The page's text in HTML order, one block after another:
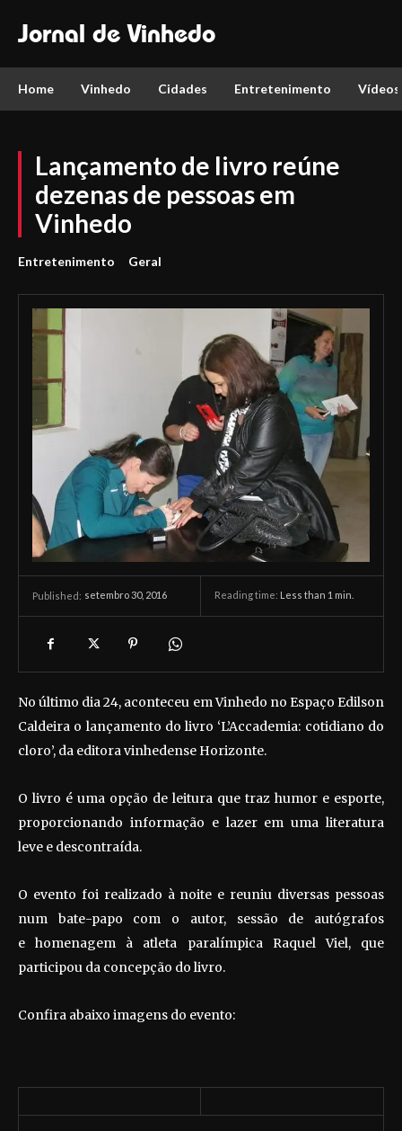
Jornal de Vinhedo
Home Vinhedo Cidades Entretenimento Vídeos
Lançamento de livro reúne
dezenas de pessoas em
Vinhedo
Entretenimento Geral
Published: setembro 30, 2016 Reading time: Less than 1 min.
No último dia 24, aconteceu em Vinhedo no Espaço Edilson
Caldeira o lançamento do livro ‘L’Accademia: cotidiano do
cloro’, da editora vinhedense Horizonte.
O livro é uma opção de leitura que traz humor e esporte,
proporcionando informação e lazer em uma literatura
leve e descontraída.
O evento foi realizado à noite e reuniu diversas pessoas
num bate-papo com o autor, sessão de autógrafos
e homenagem à atleta paralímpica Raquel Viel, que
participou da concepção do livro.
Confira abaixo imagens do evento: